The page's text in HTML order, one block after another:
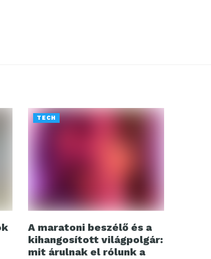
TECH
A maratoni beszélő és a
kihangosított világpolgár:
mit árulnak el rólunk a